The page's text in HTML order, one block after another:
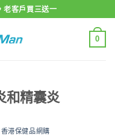
老客戶買三送一
0
和精囊炎
香港保健品網購